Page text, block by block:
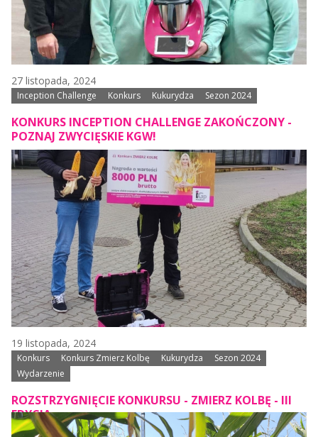
27 listopada, 2024
Inception Challenge Konkurs Kukurydza Sezon 2024
KONKURS INCEPTION CHALLENGE ZAKOŃCZONY -
POZNAJ ZWYCIĘSKIE KGW!
19 listopada, 2024
Konkurs Konkurs Zmierz Kolbę Kukurydza
Sezon 2024
Wydarzenie
ROZSTRZYGNIĘCIE KONKURSU - ZMIERZ KOLBĘ - III
EDYCJA